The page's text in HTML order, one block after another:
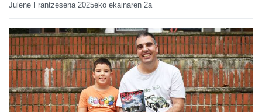
Julene Frantzesena 2025eko ekainaren 2a